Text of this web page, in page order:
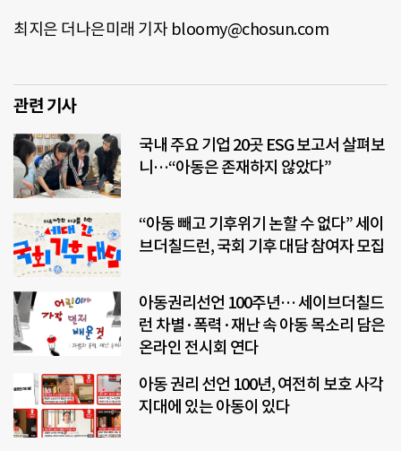
최지은 더나은미래 기자 bloomy@chosun.com
관련 기사
국내 주요 기업 20곳 ESG 보고서 살펴보
니…“아동은 존재하지 않았다”
“아동 빼고 기후위기 논할 수 없다” 세이
브더칠드런, 국회 기후 대담 참여자 모집
아동권리선언 100주년… 세이브더칠드
런 차별·폭력·재난 속 아동 목소리 담은
온라인 전시회 연다
아동 권리 선언 100년, 여전히 보호 사각
지대에 있는 아동이 있다